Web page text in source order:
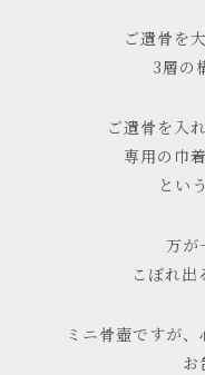
ご遺骨を
3層の
ご遺骨を入
専用の巾
とい
万が
こぼれ出
ミニ骨壺ですが
お